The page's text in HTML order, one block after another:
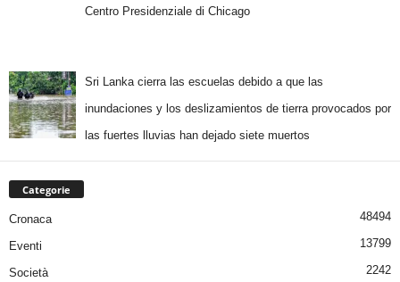
Centro Presidenziale di Chicago
Sri Lanka cierra las escuelas debido a que las
inundaciones y los deslizamientos de tierra provocados por
las fuertes lluvias han dejado siete muertos
Categorie
Cronaca 48494
Eventi 13799
Società 2242